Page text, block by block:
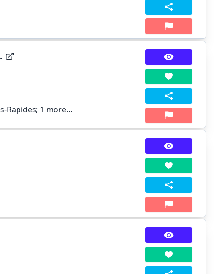
Rapides; 1 more…